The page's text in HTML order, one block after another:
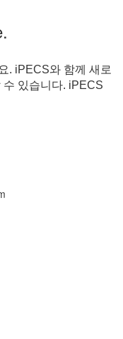
. iPECS와 함께 새로
수 있습니다. iPECS